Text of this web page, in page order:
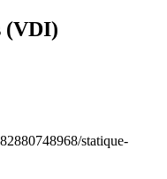
(VDI)
statique-